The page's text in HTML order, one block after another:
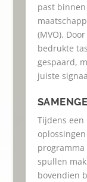
past
(MVO).
bedrukte
gespaard,
juiste
Tijdens
programma
spullen
bovendien